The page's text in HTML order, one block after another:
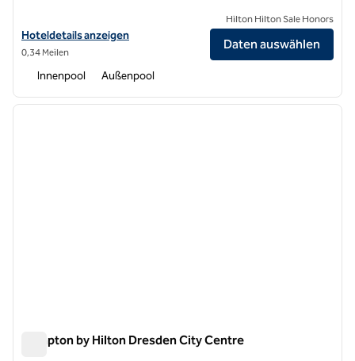
Hoteldetails für das Hilton Dresden anzeigen
Hoteldetails anzeigen
0,34 Meilen
Hilton Hilton Sale Honors
Daten auswählen
Innenpool Außenpool
1 von 12
Hampton by Hilton Dresden City Centre